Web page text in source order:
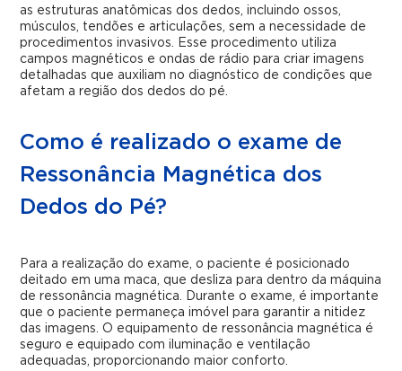
as estruturas anatômicas dos dedos, incluindo ossos,
músculos, tendões e articulações, sem a necessidade de
procedimentos invasivos. Esse procedimento utiliza
campos magnéticos e ondas de rádio para criar imagens
detalhadas que auxiliam no diagnóstico de condições que
afetam a região dos dedos do pé.
Como é realizado o exame de
Ressonância Magnética dos
Dedos do Pé?
Para a realização do exame, o paciente é posicionado
deitado em uma maca, que desliza para dentro da máquina
de ressonância magnética. Durante o exame, é importante
que o paciente permaneça imóvel para garantir a nitidez
das imagens. O equipamento de ressonância magnética é
seguro e equipado com iluminação e ventilação
adequadas, proporcionando maior conforto.